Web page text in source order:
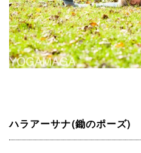
ハラアーサナ(鋤のポーズ)